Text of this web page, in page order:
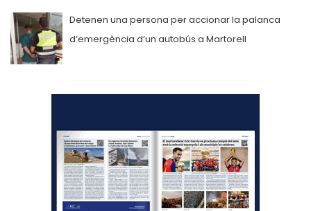
Detenen una persona per accionar la palanca
d’emergència d’un autobús a Martorell